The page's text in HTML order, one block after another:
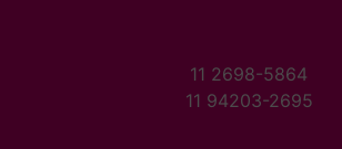
11 2698-5864
11 94203-2695